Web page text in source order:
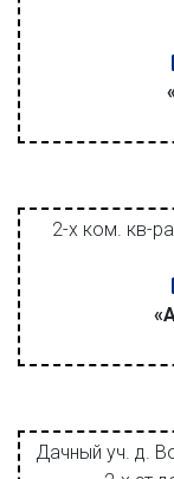
2-х ком. кв-
Дачный уч. д.